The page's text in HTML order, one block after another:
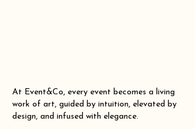
At Event&Co, every event becomes a living
work of art, guided by intuition, elevated by
design, and infused with elegance.